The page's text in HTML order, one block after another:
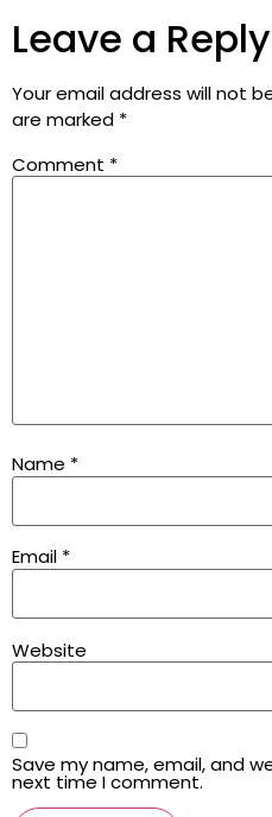
Leave a Reply
Your email address will not
are marked *
Comment *
Name *
Email *
Website
Save my name, email, and
next time I comment.